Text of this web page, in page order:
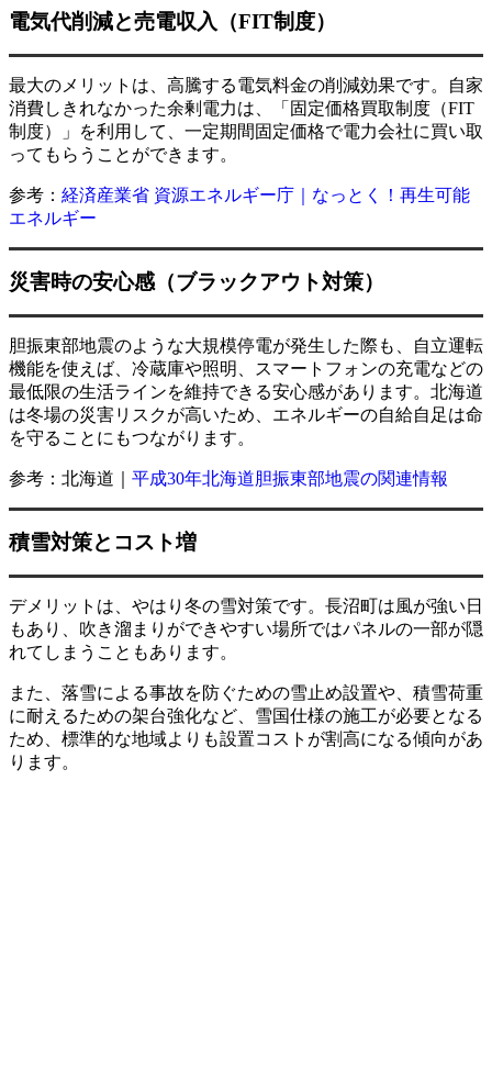
電気代削減と売電収入（FIT制度）
最大のメリットは、高騰する電気料金の削減効果です。自家
消費しきれなかった余剰電力は、「固定価格買取制度（FIT
制度）」を利用して、一定期間固定価格で電力会社に買い取
ってもらうことができます。
参考： 経済産業省 資源エネルギー庁｜なっとく！再生可能
エネルギー
災害時の安心感（ブラックアウト対策）
胆振東部地震のような大規模停電が発生した際も、自立運転
機能を使えば、冷蔵庫や照明、スマートフォンの充電などの
最低限の生活ラインを維持できる安心感があります。北海道
は冬場の災害リスクが高いため、エネルギーの自給自足は命
を守ることにもつながります。
参考：北海道｜ 平成30年北海道胆振東部地震の関連情報
積雪対策とコスト増
デメリットは、やはり冬の雪対策です。長沼町は風が強い日
もあり、吹き溜まりができやすい場所ではパネルの一部が隠
れてしまうこともあります。
また、落雪による事故を防ぐための雪止め設置や、積雪荷重
に耐えるための架台強化など、雪国仕様の施工が必要となる
ため、標準的な地域よりも設置コストが割高になる傾向があ
ります。